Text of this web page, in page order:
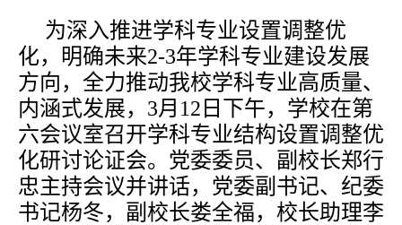
为深入推进学科专业设置调整优
化， 明确未来2-3年学科专业建设发展
方向， 全力推动我校学科专业高质量、
内涵式发展， 3月 12 日下午，学校在第
六会议室召开学科专业结构设置调整优
化研讨论证会。党委委员、副校长郑行
忠主持会议并讲话， 党委副书记、纪委
书记杨冬，副校长娄全福，校长助理李